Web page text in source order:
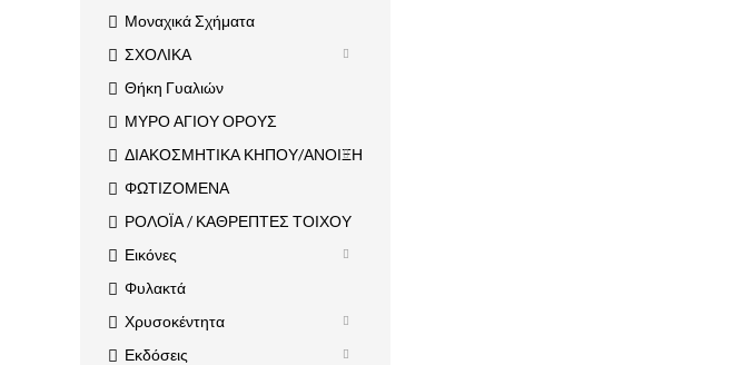
Μοναχικά Σχήματα
ΣΧΟΛΙΚΑ
Θήκη Γυαλιών
ΜΥΡΟ ΑΓΙΟΥ ΟΡΟΥΣ
ΔΙΑΚΟΣΜΗΤΙΚΑ ΚΗΠΟΥ/ΑΝΟΙΞΗ
ΦΩΤΙΖΟΜΕΝΑ
ΡΟΛΟΪΑ / ΚΑΘΡΕΠΤΕΣ ΤΟΙΧΟΥ
Εικόνες
Φυλακτά
Χρυσοκέντητα
Εκδόσεις